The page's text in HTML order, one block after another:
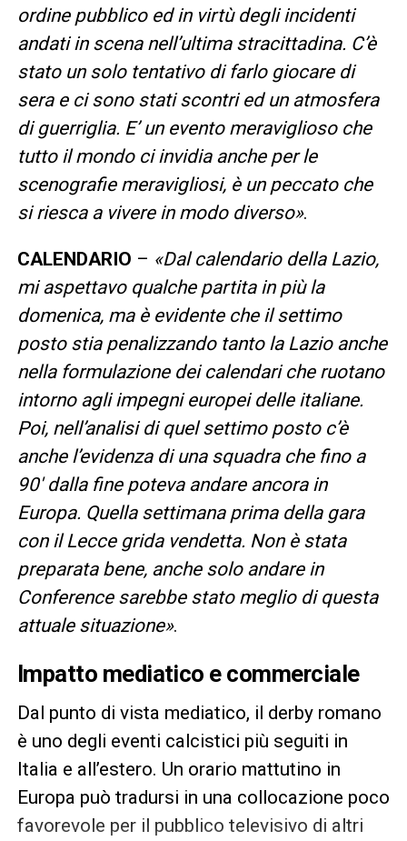
ordine pubblico ed in virtù degli incidenti
andati in scena nell’ultima stracittadina. C’è
stato un solo tentativo di farlo giocare di
sera e ci sono stati scontri ed un atmosfera
di guerriglia. E’ un evento meraviglioso che
tutto il mondo ci invidia anche per le
scenografie meravigliosi, è un peccato che
si riesca a vivere in modo diverso».
CALENDARIO – «Dal calendario della Lazio,
mi aspettavo qualche partita in più la
domenica, ma è evidente che il settimo
posto stia penalizzando tanto la Lazio anche
nella formulazione dei calendari che ruotano
intorno agli impegni europei delle italiane.
Poi, nell’analisi di quel settimo posto c’è
anche l’evidenza di una squadra che fino a
90′ dalla fine poteva andare ancora in
Europa. Quella settimana prima della gara
con il Lecce grida vendetta. Non è stata
preparata bene, anche solo andare in
Conference sarebbe stato meglio di questa
attuale situazione».
Impatto mediatico e commerciale
Dal punto di vista mediatico, il derby romano
è uno degli eventi calcistici più seguiti in
Italia e all’estero. Un orario mattutino in
Europa può tradursi in una collocazione poco
favorevole per il pubblico televisivo di altri